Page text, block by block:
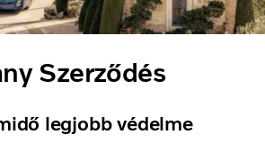
Szerződés
legjobb védelme